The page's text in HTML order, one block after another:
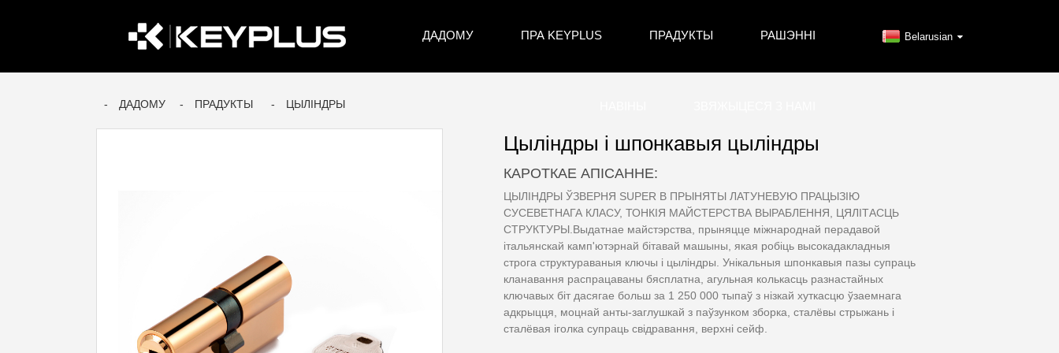
ДАДОМУ ПРА KEYPLUS ПРАДУКТЫ РАШЭННІ Belarusian
ДАДОМУ ПРАДУКТЫ ЦЫЛІНДРЫ
Цыліндры і шпонкавыя цыліндры
КАРОТКАЕ АПІСАННЕ:
ЦЫЛІНДРЫ ЎЗВЕРНЯ SUPER B ПРЫНЯТЫ ЛАТУНЕВУЮ ПРАЦЫЗІЮ
СУСЕВЕТНАГА КЛАСУ, ТОНКІЯ МАЙСТЕРСТВА ВЫРАБЛЕННЯ, ЦЯЛІТАСЦЬ
СТРУКТУРЫ.Выдатнае майстэрства, прыняцце міжнароднай перадавой
італьянскай камп'ютэрнай бітавай машыны, якая робіць высокадакладныя
строга структураваныя ключы і цыліндры. Унікальныя шпонкавыя пазы супраць
кланавання распрацаваны бясплатна, агульная колькасць разнастайных
ключавых біт дасягае больш за 1 250 000 тыпаў з нізкай хуткасцю ўзаемнага
адкрыцця, моцнай анты-заглушкай з паўзунком зборка, сталёвы стрыжань і
сталёвая іголка супраць свідравання, верхні сейф.